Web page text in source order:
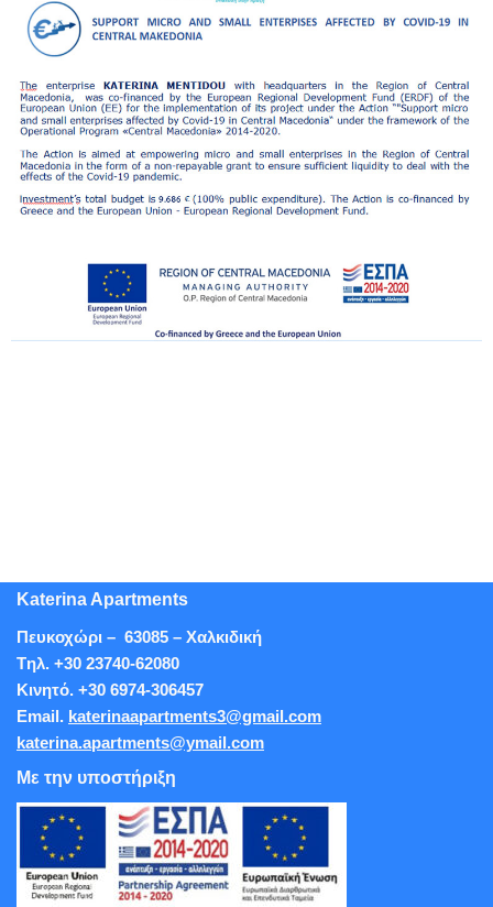
Katerina Apartments
Πευκοχώρι – 63085 – Χαλκιδική
Tηλ. +30 23740-62080
Κινητό. +30 6974-306457
Εmail. katerinaapartments3@gmail.com
katerina.apartments@ymail.com
Με την υποστήριξη